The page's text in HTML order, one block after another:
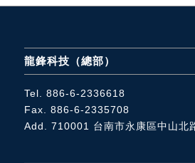
龍鋒科技（總部）
Tel. 886-6-2336618
Fax. 886-6-2335708
Add. 710001 台南市永康區中山北